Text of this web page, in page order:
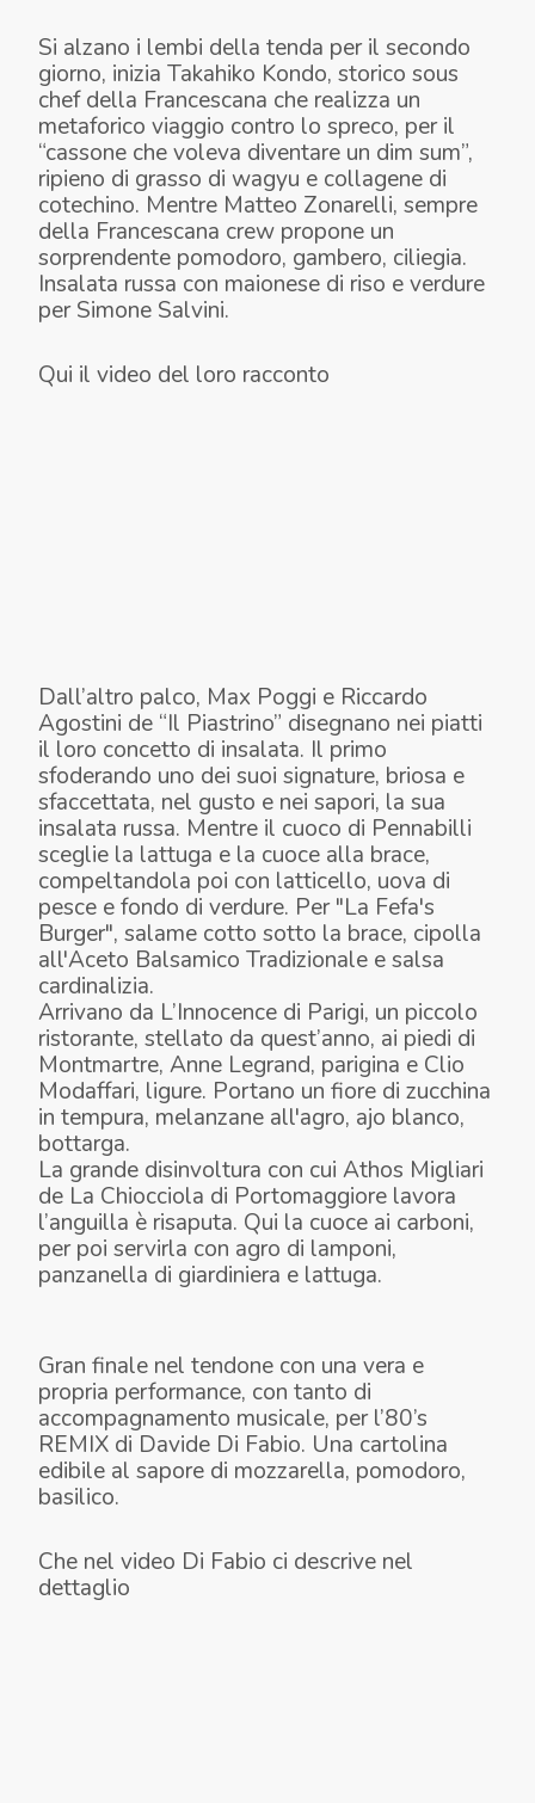
Si alzano i lembi della tenda per il secondo
giorno, inizia Takahiko Kondo, storico sous
chef della Francescana che realizza un
metaforico viaggio contro lo spreco, per il
“cassone che voleva diventare un dim sum”,
ripieno di grasso di wagyu e collagene di
cotechino. Mentre Matteo Zonarelli, sempre
della Francescana crew propone un
sorprendente pomodoro, gambero, ciliegia.
Insalata russa con maionese di riso e verdure
per Simone Salvini.
Qui il video del loro racconto
Dall’altro palco, Max Poggi e Riccardo
Agostini de “Il Piastrino” disegnano nei piatti
il loro concetto di insalata. Il primo
sfoderando uno dei suoi signature, briosa e
sfaccettata, nel gusto e nei sapori, la sua
insalata russa. Mentre il cuoco di Pennabilli
sceglie la lattuga e la cuoce alla brace,
compeltandola poi con latticello, uova di
pesce e fondo di verdure. Per "La Fefa's
Burger", salame cotto sotto la brace, cipolla
all'Aceto Balsamico Tradizionale e salsa
cardinalizia.
Arrivano da L’Innocence di Parigi, un piccolo
ristorante, stellato da quest’anno, ai piedi di
Montmartre, Anne Legrand, parigina e Clio
Modaffari, ligure. Portano un fiore di zucchina
in tempura, melanzane all'agro, ajo blanco,
bottarga.
La grande disinvoltura con cui Athos Migliari
de La Chiocciola di Portomaggiore lavora
l’anguilla è risaputa. Qui la cuoce ai carboni,
per poi servirla con agro di lamponi,
panzanella di giardiniera e lattuga.
Gran finale nel tendone con una vera e
propria performance, con tanto di
accompagnamento musicale, per l’80’s
REMIX di Davide Di Fabio. Una cartolina
edibile al sapore di mozzarella, pomodoro,
basilico.
Che nel video Di Fabio ci descrive nel
dettaglio